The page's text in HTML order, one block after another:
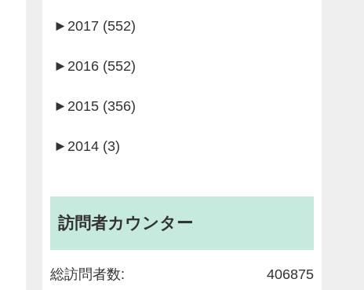
► 2017 (552)
► 2016 (552)
► 2015 (356)
► 2014 (3)
訪問者カウンター
406875
総訪問者数: